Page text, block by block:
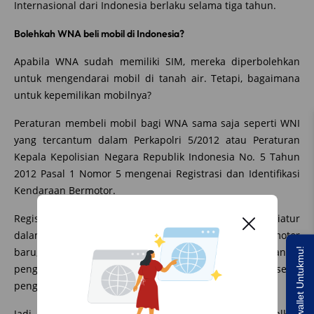
Internasional dari Indonesia berlaku selama tiga tahun.
Bolehkah WNA beli mobil di Indonesia?
Apabila WNA sudah memiliki SIM, mereka diperbolehkan
untuk mengendarai mobil di tanah air. Tetapi, bagaimana
untuk kepemilikan mobilnya?
Peraturan membeli mobil bagi WNA sama saja seperti WNI
yang tercantum dalam Perkapolri 5/2012 atau Peraturan
Kepala Kepolisian Negara Republik Indonesia No. 5 Tahun
2012 Pasal 1 Nomor 5 mengenai Registrasi dan Identifikasi
Kendaraan Bermotor.
Registrasi dan Identifikasi secara rutin tersebut diatur
dalam Pasal 9 ayat (1) yang meliputi kendaraan bermotor
baru, perubahan identitas dan pemilik, pemindahtanganan,
penggantian bukti regident, perpanjangan serta
pengesahan kendaraan bermotor.